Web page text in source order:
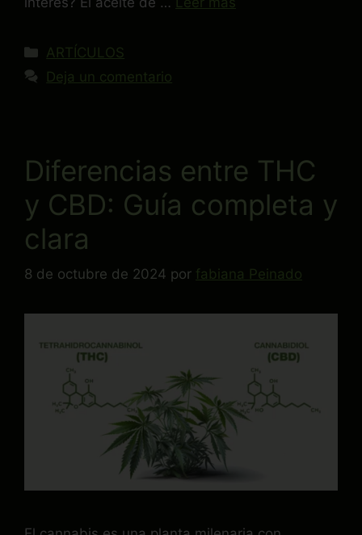
ARTÍCULOS
Deja un comentario
Diferencias entre THC
y CBD: Guía completa y
clara
8 de octubre de 2024 por fabiana Peinado